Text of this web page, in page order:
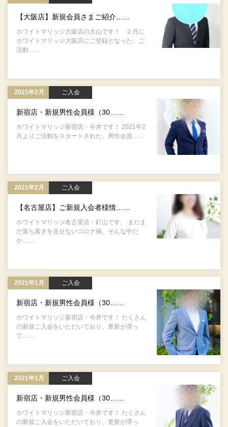
【大阪店】新規会員さまご紹介……
ホワイトマリッジ大阪店の大山です！ ２月に
ホワイトマリッジ大阪店にご登録となった、ご
活動……
2021年2月 ご入会
新宿店・新規男性会員様（30……
ホワイトマリッジ新宿店・今井です！ 2021年2
月よりご活動をスタートされた、男性会員……
2021年2月 ご入会
【名古屋店】ご新規入会者様情……
ホワイトマリッジ名古屋店・釘山です。 まだま
だ落ち着きを見せないコロナ禍、そんな中だ
か……
2021年1月 ご入会
新宿店・新規男性会員様（30……
ホワイトマリッジ新宿店・今井です！ たくさん
の新規ご入会をいただいており、更新が滞っ
て……
2021年1月 ご入会
新宿店・新規男性会員様（30……
ホワイトマリッジ新宿店・今井です！ たくさん
の新規ご入会をいただいており、更新が滞っ